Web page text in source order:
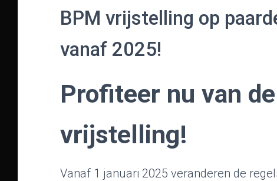
BPM vrijstelling op
vanaf 2025!
Profiteer nu van
vrijstelling!
Vanaf 1 januari 2025 veranderen de